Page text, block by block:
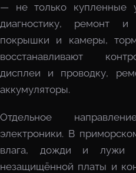
— не только купленные
диагностику, ремонт
покрышки и камеры,
восстанавливают
дисплеи и проводку,
аккумуляторы.
Отдельное
электроники. В
влага, дожди и лужи
незащищённой платы и